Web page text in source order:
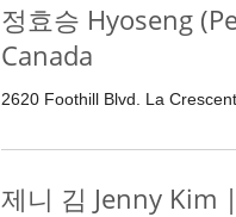
정효승 Hyoseng
Canada
2620 Foothill Blvd. La
제니 김 Jenny Kim